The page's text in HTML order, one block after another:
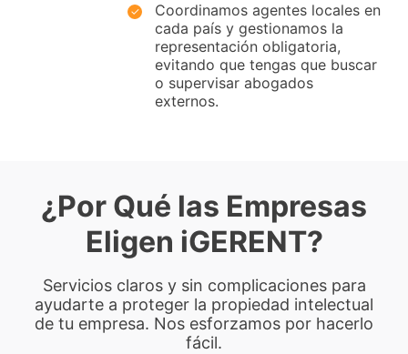
Coordinamos agentes locales en
cada país y gestionamos la
representación obligatoria,
evitando que tengas que buscar
o supervisar abogados
externos.
¿Por Qué las Empresas
Eligen iGERENT?
Servicios claros y sin complicaciones para
ayudarte a proteger la propiedad intelectual
de tu empresa. Nos esforzamos por hacerlo
fácil.